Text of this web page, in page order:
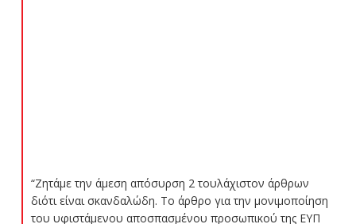
“Ζητάμε την άμεση απόσυρση 2 τουλάχιστον άρθρων
διότι είναι σκανδαλώδη. Το άρθρο για την μονιμοποίηση
του υφιστάμενου αποσπασμένου προσωπικού της ΕΥΠ